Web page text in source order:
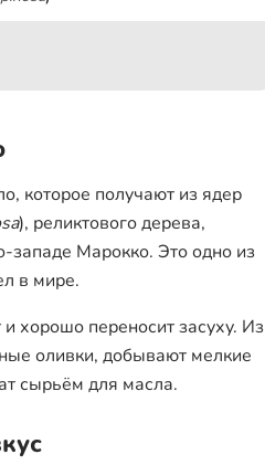
которое получают из ядер
), реликтового дерева,
западе Марокко. Это одно из
в мире.
хорошо переносит засуху. Из
оливки, добывают мелкие
сырьём для масла.